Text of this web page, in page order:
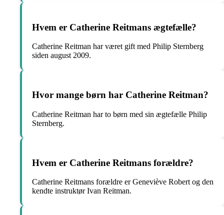
Hvem er Catherine Reitmans ægtefælle?
Catherine Reitman har været gift med Philip Sternberg
siden august 2009.
Hvor mange børn har Catherine Reitman?
Catherine Reitman har to børn med sin ægtefælle Philip
Sternberg.
Hvem er Catherine Reitmans forældre?
Catherine Reitmans forældre er Geneviève Robert og den
kendte instruktør Ivan Reitman.